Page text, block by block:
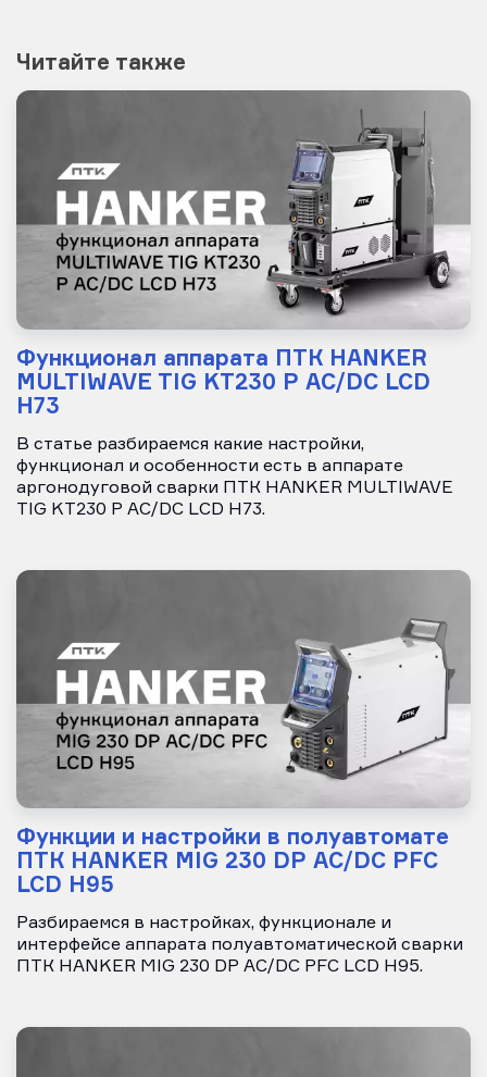
Читайте также
Функционал аппарата ПТК HANKER
MULTIWAVE TIG KT230 P AC/DC LCD
H73
В статье разбираемся какие настройки,
функционал и особенности есть в аппарате
аргонодуговой сварки ПТК HANKER MULTIWAVE
TIG KT230 P AC/DC LCD H73.
Функции и настройки в полуавтомате
ПТК HANKER MIG 230 DP AC/DC PFC
LCD H95
Разбираемся в настройках, функционале и
интерфейсе аппарата полуавтоматической сварки
ПТК HANKER MIG 230 DP AC/DC PFC LCD H95.